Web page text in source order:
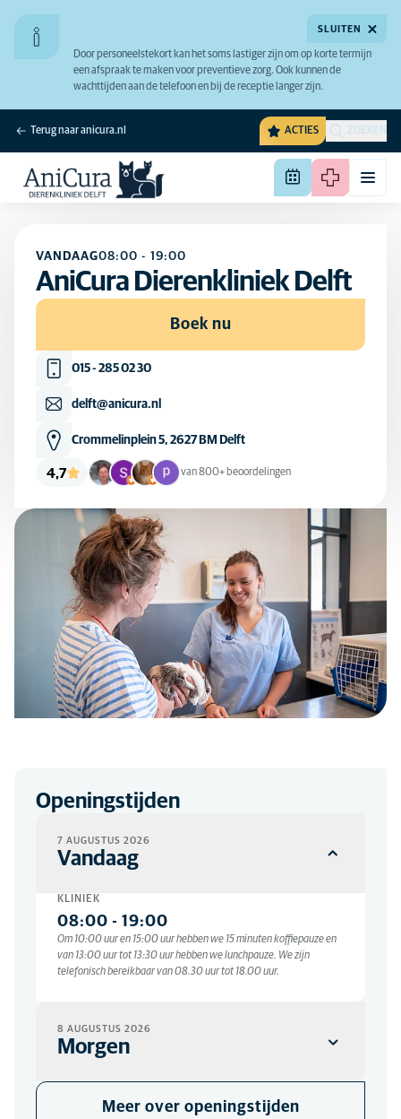
Door personeelstekort kan het soms lastiger zijn om op korte termijn
een afspraak te maken voor preventieve zorg. Ook kunnen de
wachttijden aan de telefoon en bij de receptie langer zijn.
SLUITEN
Terug naar anicura.nl ACTIES ZOEKEN
VANDAAG08:00 - 19:00
AniCura Dierenkliniek Delft
Boek nu
015 - 285 02 30
delft@anicura.nl
Crommelinplein 5, 2627 BM Delft
4,7 van 800+ beoordelingen
Openingstijden
7 AUGUSTUS 2026
Vandaag
KLINIEK
08:00 - 19:00
Om 10:00 uur en 15:00 uur hebben we 15 minuten koffiepauze en
van 13:00 uur tot 13:30 uur hebben we lunchpauze. We zijn
telefonisch bereikbaar van 08.30 uur tot 18.00 uur.
8 AUGUSTUS 2026
Morgen
GeslotenMeer over openingstijden